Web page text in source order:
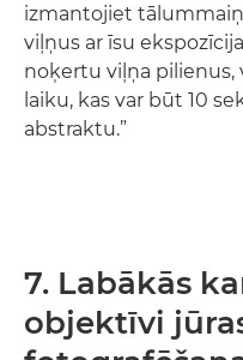
izmantojiet
viļņus ar īsu
noķertu viļņa pilienus,
laiku, kas var būt 10
abstraktu.”
7. Labākās
objektīvi